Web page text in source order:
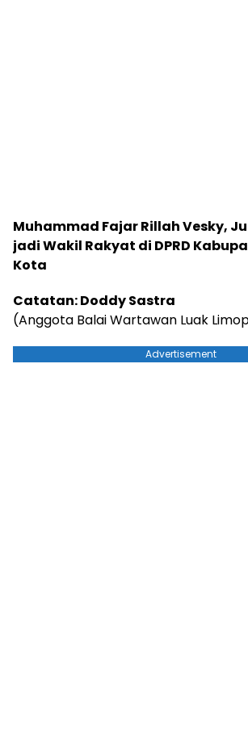
Muhammad Fajar Rillah Vesky,
jadi Wakil Rakyat di DPRD
Kota
Catatan: Doddy Sastra
(Anggota Balai Wartawan Luak
Advertisement